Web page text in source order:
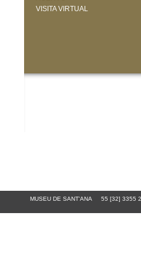
VISITA VIRTUAL
MUSEU DE SANT'ANA 55 [32] 3355